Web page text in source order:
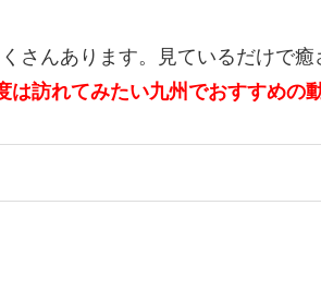
さんあります。見ているだけで
は訪れてみたい九州でおすすめの